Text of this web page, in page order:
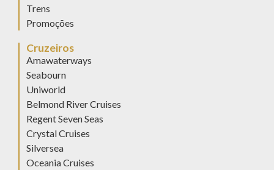
Trens
Promoções
Cruzeiros
Amawaterways
Seabourn
Uniworld
Belmond River Cruises
Regent Seven Seas
Crystal Cruises
Silversea
Oceania Cruises